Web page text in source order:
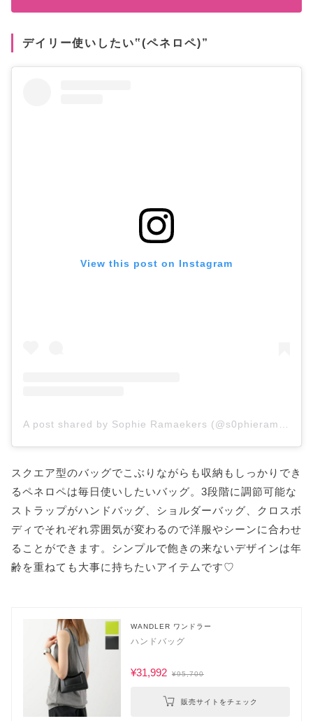
デイリー使いしたい‟(ペネロペ)”
View this post on Instagram
スクエア型のバッグでこぶりながらも収納もしっかりでき
るペネロペは毎日使いしたいバッグ。3段階に調節可能な
ストラップがハンドバッグ、ショルダーバッグ、クロスボ
ディでそれぞれ雰囲気が変わるので洋服やシーンに合わせ
ることができます。シンプルで飽きの来ないデザインは年
齢を重ねても大事に持ちたいアイテムです♡
WANDLER ワンドラー
ハンドバッグ
¥31,992 ¥95,700
販売サイトをチェック